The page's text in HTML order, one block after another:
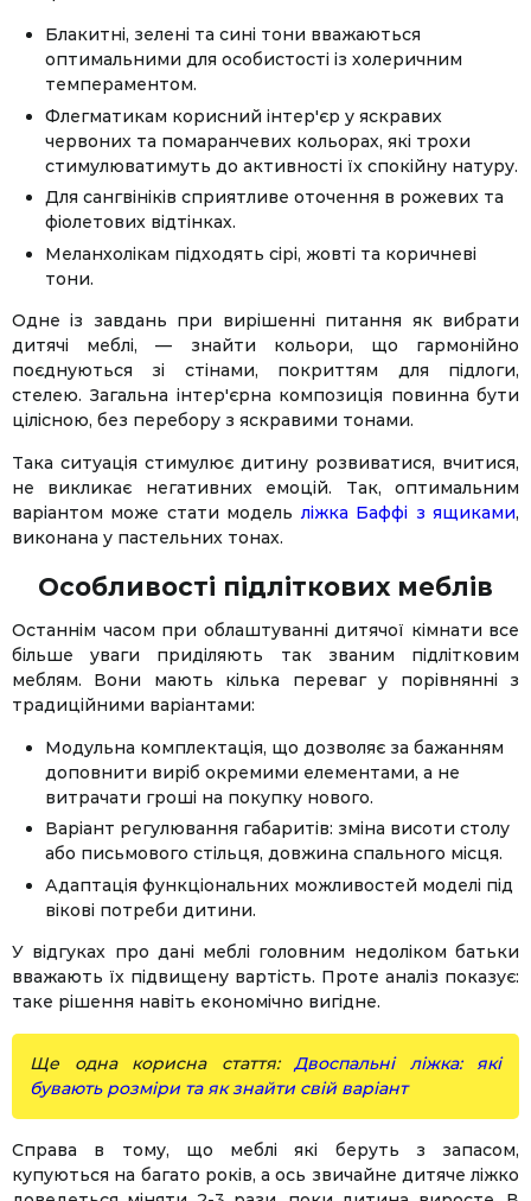
Блакитні, зелені та сині тони вважаються
оптимальними для особистості із холеричним
темпераментом.
Флегматикам корисний інтер'єр у яскравих
червоних та помаранчевих кольорах, які трохи
стимулюватимуть до активності їх спокійну натуру.
Для сангвініків сприятливе оточення в рожевих та
фіолетових відтінках.
Меланхолікам підходять сірі, жовті та коричневі
тони.
Одне із завдань при вирішенні питання як вибрати
дитячі меблі, — знайти кольори, що гармонійно
поєднуються зі стінами, покриттям для підлоги,
стелею. Загальна інтер'єрна композиція повинна бути
цілісною, без перебору з яскравими тонами.
Така ситуація стимулює дитину розвиватися, вчитися,
не викликає негативних емоцій. Так, оптимальним
варіантом може стати модель ліжка Баффі з ящиками,
виконана у пастельних тонах.
Особливості підліткових меблів
Останнім часом при облаштуванні дитячої кімнати все
більше уваги приділяють так званим підлітковим
меблям. Вони мають кілька переваг у порівнянні з
традиційними варіантами:
Модульна комплектація, що дозволяє за бажанням
доповнити виріб окремими елементами, а не
витрачати гроші на покупку нового.
Варіант регулювання габаритів: зміна висоти столу
або письмового стільця, довжина спального місця.
Адаптація функціональних можливостей моделі під
вікові потреби дитини.
У відгуках про дані меблі головним недоліком батьки
вважають їх підвищену вартість. Проте аналіз показує:
таке рішення навіть економічно вигідне.
Ще одна корисна стаття:
Двоспальні ліжка: які
бувають розміри та як знайти свій варіант
Справа в тому, що меблі які беруть з запасом,
купуються на багато років, а ось звичайне дитяче ліжко